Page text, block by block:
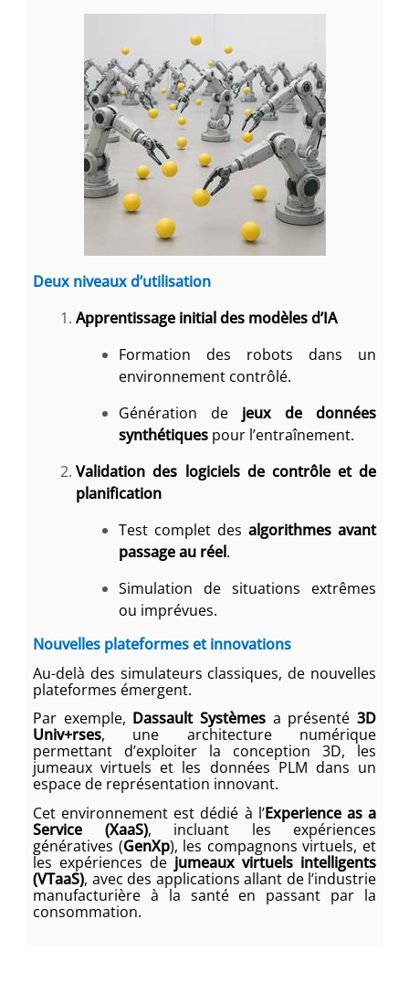
Deux niveaux d’utilisation
Apprentissage initial des modèles d’IA
Formation des robots dans un
environnement contrôlé.
Génération de jeux de données
synthétiques pour l’entraînement.
Validation des logiciels de contrôle et de
planification
Test complet desalgorithmes avant
passage au réel.
Simulation de situations extrêmes
ou imprévues.
Nouvelles plateformes et innovations
Au-delà des simulateurs classiques, de nouvelles
plateformes émergent.
Par exemple, Dassault Systèmes a présenté3D
Univ+rses, une architecture numérique
permettant d’exploiter la conception 3D, les
jumeaux virtuels et les données PLM dans un
espace de représentation innovant.
Cet environnement est dédié à l’Experience as a
Service (XaaS), incluant les expériences
génératives (GenXp), les compagnons virtuels, et
les expériences de jumeaux virtuels intelligents
(VTaaS), avec des applications allant de l’industrie
manufacturière à la santé en passant par la
consommation.